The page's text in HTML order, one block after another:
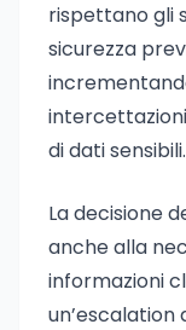
rispettano gli
sicurezza
di dati sensibili.
La decisione
anche alla
informazioni